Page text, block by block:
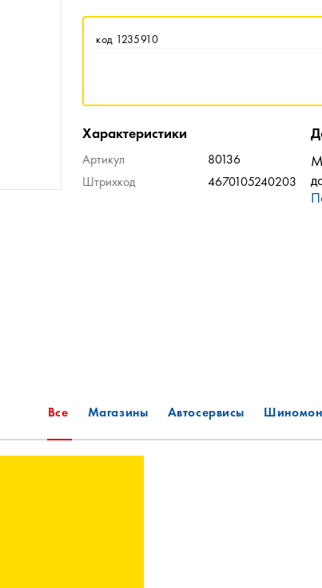
код 1235910
Характеристики
Артикул
80136
Штрихкод
4670105240203
Все Магазины Автосервисы